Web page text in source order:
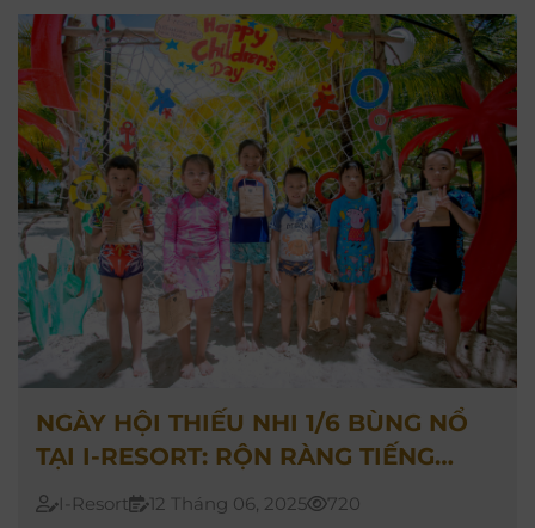
NGÀY HỘI THIẾU NHI 1/6 BÙNG NỔ
TẠI I-RESORT: RỘN RÀNG TIẾNG
CƯỜI, NGẬP TRÀN NIỀM VUI!
I-Resort 12 Tháng 06, 2025
720